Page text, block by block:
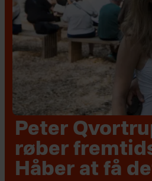
Peter
røber
Håber at få